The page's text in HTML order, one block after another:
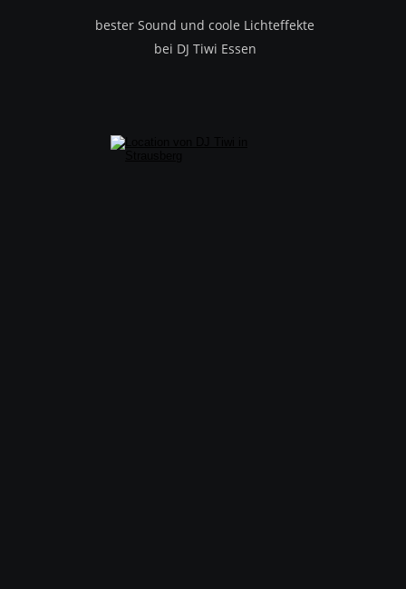
bester Sound und coole Lichteffekte
bei DJ Tiwi Essen